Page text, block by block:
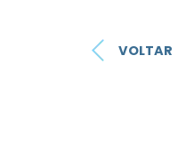
VOLTAR